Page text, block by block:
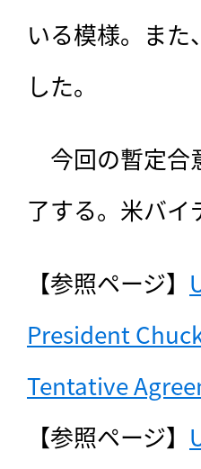
いる模様。また
した。
今回の暫定合
了する。米バイ
【参照ページ】
President
Tentative
【参照ページ】